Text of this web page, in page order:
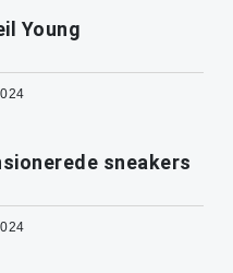
Young
sneakers